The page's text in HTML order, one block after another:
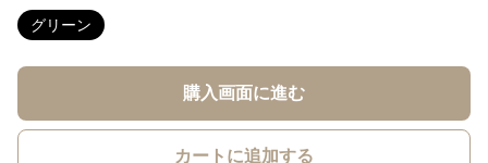
グリーン
購入画面に進む
カートに追加する